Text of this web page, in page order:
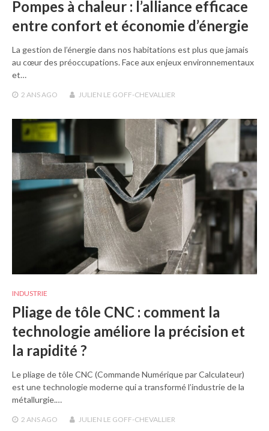
Pompes à chaleur : l’alliance efficace
entre confort et économie d’énergie
La gestion de l’énergie dans nos habitations est plus que jamais
au cœur des préoccupations. Face aux enjeux environnementaux
et…
2 ANSAGO JULIEN LE GOFF-CHEVALLIER
INDUSTRIE
Pliage de tôle CNC : comment la
technologie améliore la précision et
la rapidité ?
Le pliage de tôle CNC (Commande Numérique par Calculateur)
est une technologie moderne qui a transformé l’industrie de la
métallurgie.…
2 ANSAGO JULIEN LE GOFF-CHEVALLIER